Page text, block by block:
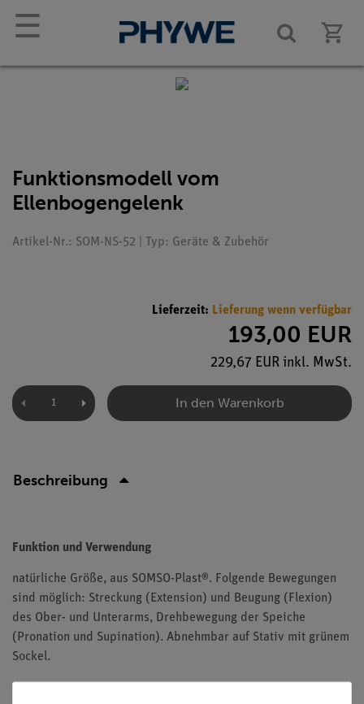
☰
Funktionsmodell vom
Ellenbogengelenk
Artikel-Nr.: SOM-NS-52 | Typ: Geräte & Zubehör
Lieferzeit: Lieferung wenn verfügbar
193,00 EUR
229,67 EUR inkl. MwSt.
In den Warenkorb
Beschreibung
Funktion und Verwendung
natürliche Größe, aus SOMSO-Plast®. Folgende Bewegungen
sind möglich: Streckung (Extension) und Beugung (Flexion)
des Ober- und Unterarms, Drehbewegung der Speiche
(Pronation und Supination). Abnehmbar auf Stativ mit grünem
Sockel.